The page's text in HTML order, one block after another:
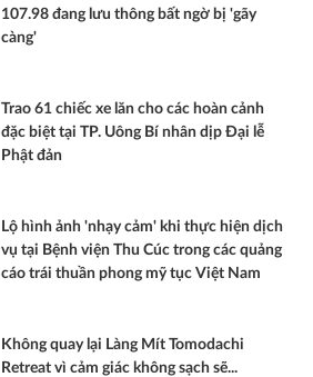
107.98 đang lưu thông bất ngờ bị 'gãy
càng'
Trao 61 chiếc xe lăn cho các hoàn cảnh
đặc biệt tại TP. Uông Bí nhân dịp Đại lễ
Phật đản
Lộ hình ảnh 'nhạy cảm' khi thực hiện dịch
vụ tại Bệnh viện Thu Cúc trong các quảng
cáo trái thuần phong mỹ tục Việt Nam
Không quay lại Làng Mít Tomodachi
Retreat vì cảm giác không sạch sẽ...